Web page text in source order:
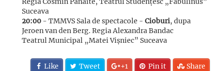
Suceava
20:00 - TMMVS Sala de spectacole - Cioburi, dupa
Jeroen van den Berg. Regia Alexandra Bandac
Teatrul Municipal „Matei Vișniec” Suceava
Like Tweet +1 Pin it Share